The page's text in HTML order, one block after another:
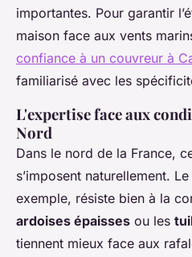
importantes. Pour garantir
maison face aux vents
confiance à un couvreur à
familiarisé avec les
L'expertise face aux
Nord
Dans le nord de la France,
s’imposent naturellement. Le
exemple, résiste bien à la
ardoises épaisses ou les
tiennent mieux face aux